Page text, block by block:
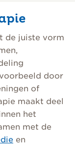
de juiste vorm
door
of
maakt deel
het
met de
en